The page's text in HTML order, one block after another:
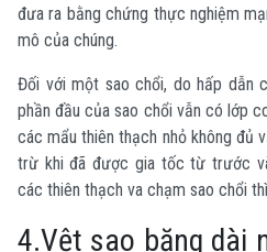
đưa ra bằng chứng thực nghiệm
mô của chúng.
Đối với một sao chổi, do hấp dẫn
phần đầu của sao chổi vẫn có lớp
các mẩu thiên thạch nhỏ không đủ
trừ khi đã được gia tốc từ trước
các thiên thạch va chạm sao chổi
4.Vệt sao băng dài